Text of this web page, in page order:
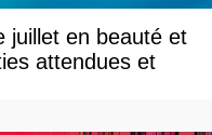
juillet en beauté et
attendues et